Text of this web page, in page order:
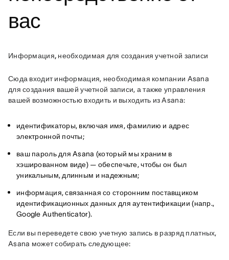
вас
Информация, необходимая для создания учетной записи
Сюда входит информация, необходимая компании Asana
для создания вашей учетной записи, а также управления
вашей возможностью входить и выходить из Asana:
идентификаторы, включая имя, фамилию и адрес
электронной почты;
ваш пароль для Asana (который мы храним в
хэшированном виде) — обеспечьте, чтобы он был
уникальным, длинным и надежным;
информация, связанная со сторонним поставщиком
идентификационных данных для аутентификации (напр.,
Google Authenticator).
Если вы переведете свою учетную запись в разряд платных,
Asana может собирать следующее: